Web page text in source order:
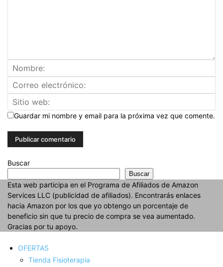
Guardar mi nombre y email para la próxima vez que comente.
Buscar
Buscar
Esta web participa en el Programa de Afiliados de Amazon
Services LLC (publicidad de afiliados). Encontrarás enlaces
hacia Amazon por los que yo obtengo un porcentaje de
beneficio sin que tu precio de compra se vea aumentado.
Gracias por tu apoyo.
OFERTAS
Tienda Fisioterapia